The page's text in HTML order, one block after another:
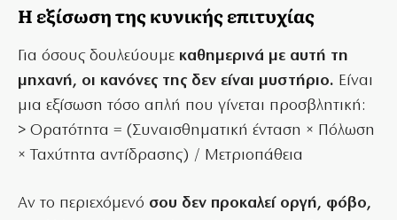
Η εξίσωση της κυνικής επιτυχίας
Για όσους δουλεύουμε καθημερινά με αυτή τη
μηχανή, οι κανόνες της δεν είναι μυστήριο. Είναι
μια εξίσωση τόσο απλή που γίνεται προσβλητική:
> Ορατότητα = (Συναισθηματική ένταση × Πόλωση
× Ταχύτητα αντίδρασης) / Μετριοπάθεια
Αν το περιεχόμενό σου δεν προκαλεί οργή, φόβο,